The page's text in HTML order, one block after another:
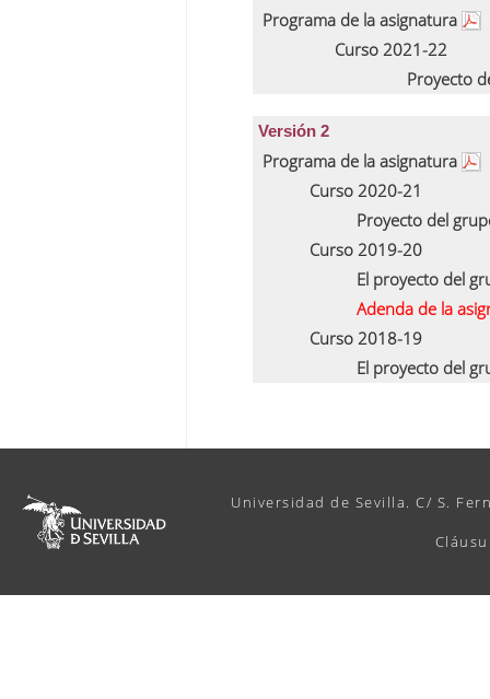
Programa de la asignatura
Curso 2021-22
Proyecto
Versión 2
Programa de la asignatura
Curso 2020-21
Proyecto del
Curso 2019-20
El proyecto del
Adenda de la
Curso 2018-19
El proyecto del
Universidad de Sevilla. C/ S.